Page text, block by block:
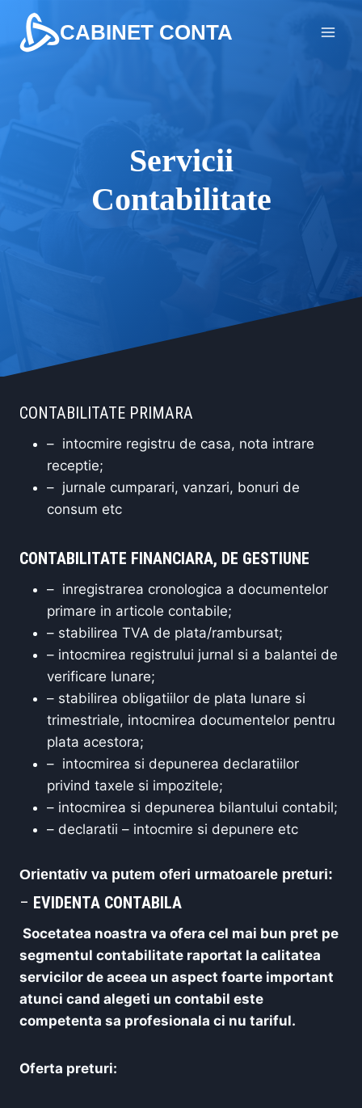
content
CABINET CONTA
Servicii
Contabilitate
CONTABILITATE PRIMARA
– intocmire registru de casa, nota intrare
receptie;
– jurnale cumparari, vanzari, bonuri de
consum etc
CONTABILITATE FINANCIARA, DE GESTIUNE
– inregistrarea cronologica a documentelor
primare in articole contabile;
– stabilirea TVA de plata/rambursat;
– intocmirea registrului jurnal si a balantei de
verificare lunare;
– stabilirea obligatiilor de plata lunare si
trimestriale, intocmirea documentelor pentru
plata acestora;
– intocmirea si depunerea declaratiilor
privind taxele si impozitele;
– intocmirea si depunerea bilantului contabil;
– declaratii – intocmire si depunere etc
Orientativ va putem oferi urmatoarele preturi:
– EVIDENTA CONTABILA
Socetatea noastra va ofera cel mai bun pret pe
segmentul contabilitate raportat la calitatea
servicilor de aceea un aspect foarte important
atunci cand alegeti un contabil este
competenta sa profesionala ci nu tariful.
Oferta preturi: